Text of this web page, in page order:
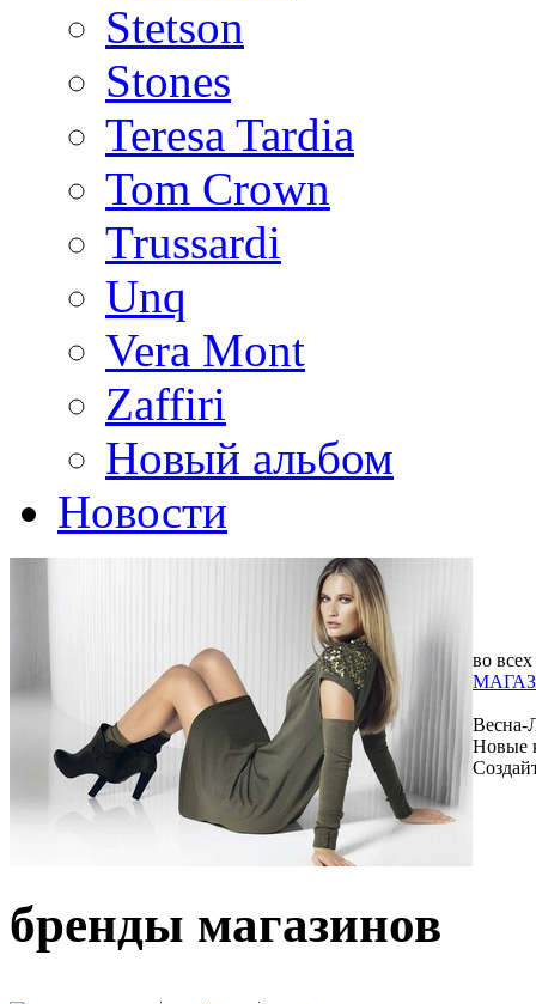
Stetson
Stones
Teresa Tardia
Tom Crown
Trussardi
Unq
Vera Mont
Zaffiri
Новый альбом
Новости
во всех
Весна-
Новые
бренды магазинов